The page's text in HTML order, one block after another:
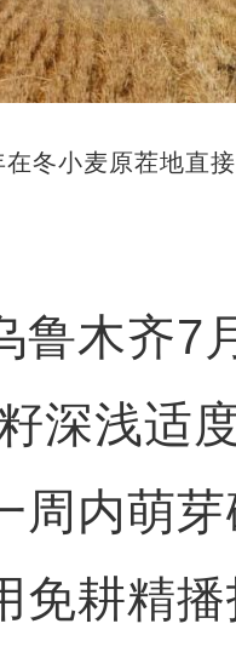
冬小麦原茬地直
木齐7
深浅适
周内萌
免耕精